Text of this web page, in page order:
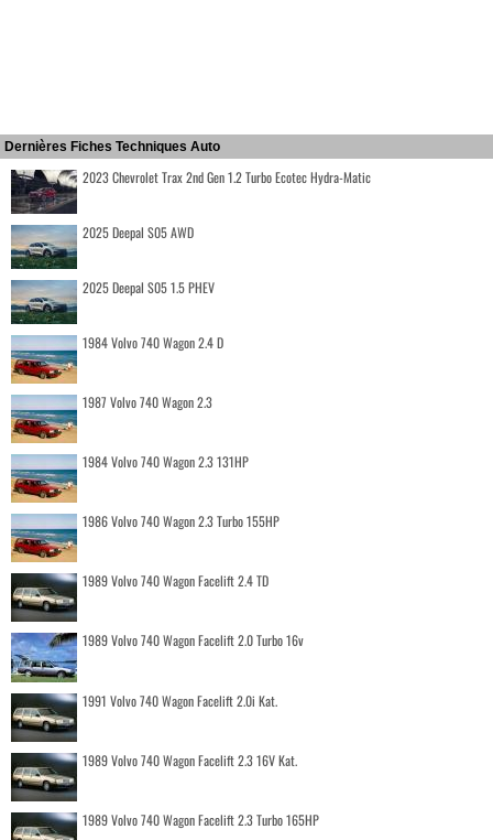
Dernières Fiches Techniques Auto
2023 Chevrolet Trax 2nd Gen 1.2 Turbo Ecotec Hydra-Matic
2025 Deepal S05 AWD
2025 Deepal S05 1.5 PHEV
1984 Volvo 740 Wagon 2.4 D
1987 Volvo 740 Wagon 2.3
1984 Volvo 740 Wagon 2.3 131HP
1986 Volvo 740 Wagon 2.3 Turbo 155HP
1989 Volvo 740 Wagon Facelift 2.4 TD
1989 Volvo 740 Wagon Facelift 2.0 Turbo 16v
1991 Volvo 740 Wagon Facelift 2.0i Kat.
1989 Volvo 740 Wagon Facelift 2.3 16V Kat.
1989 Volvo 740 Wagon Facelift 2.3 Turbo 165HP